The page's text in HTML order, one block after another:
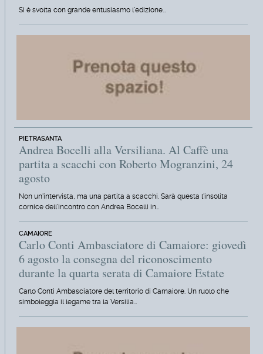
Si è svolta con grande entusiasmo l'edizione…
PIETRASANTA
Andrea Bocelli alla Versiliana. Al Caffè una
partita a scacchi con Roberto Mogranzini, 24
agosto
Non un'intervista, ma una partita a scacchi. Sarà questa l'insolita
cornice dell'incontro con Andrea Bocelli in…
CAMAIORE
Carlo Conti Ambasciatore di Camaiore: giovedì
6 agosto la consegna del riconoscimento
durante la quarta serata di Camaiore Estate
Carlo Conti Ambasciatore del territorio di Camaiore. Un ruolo che
simboleggia il legame tra la Versilia…